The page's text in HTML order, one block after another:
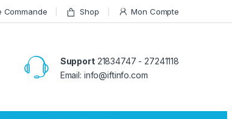
Commande Shop Mon Compte
Support21834747 - 27241118
Email: info@iftinfo.com